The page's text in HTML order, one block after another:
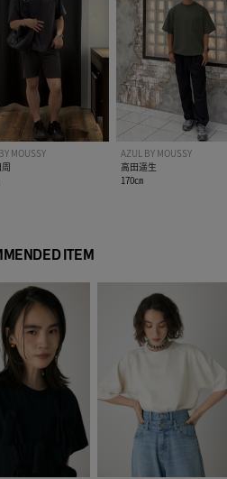
ズ着用）
。実際の商品と仕様、加工が若干
度、お使いのモニター環境によ
がございます。
テンションタグをご確認くださ
MOUSSY
AZUL BY MOUSSY
高田遥生
170㎝
ITEM